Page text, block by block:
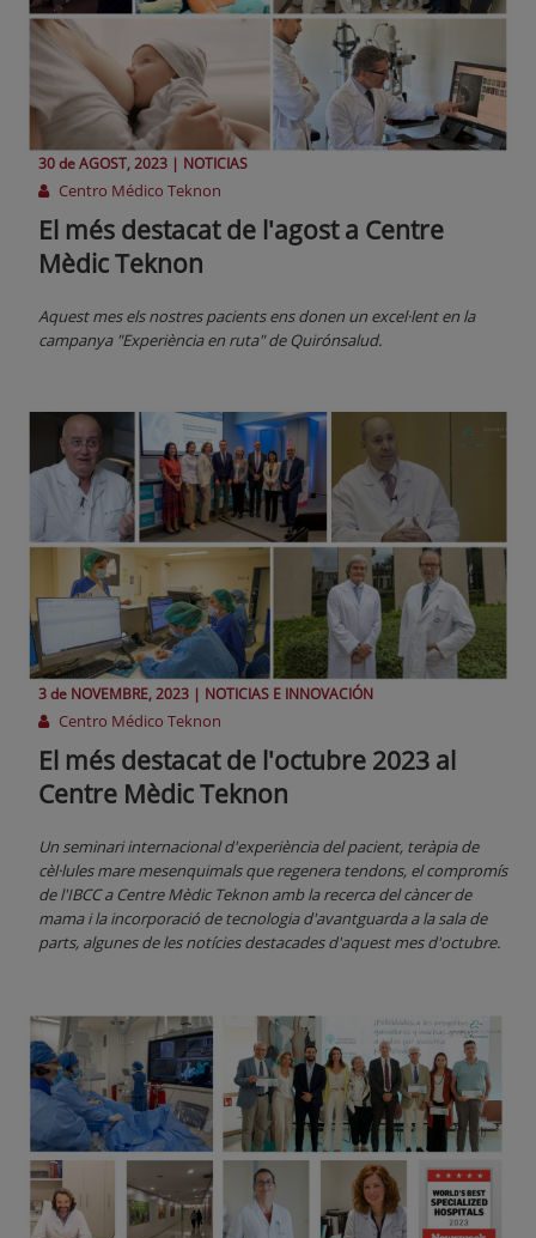
30 deAGOST, 2023 | NOTICIAS
Centro Médico Teknon
El més destacat de l'agost a Centre
Mèdic Teknon
Aquest mes els nostres pacients ens donen un excel·lent en la
campanya "Experiència en ruta" de Quirónsalud.
3 de NOVEMBRE, 2023 | NOTICIAS E INNOVACIÓN
Centro Médico Teknon
El més destacat de l'octubre 2023 al
Centre Mèdic Teknon
Un seminari internacional d'experiència del pacient, teràpia de
cèl·lules mare mesenquimals que regenera tendons, el compromís
de l'IBCC a Centre Mèdic Teknon amb la recerca del càncer de
mama i la incorporació de tecnologia d'avantguarda a la sala de
parts, algunes de les notícies destacades d'aquest mes d'octubre.